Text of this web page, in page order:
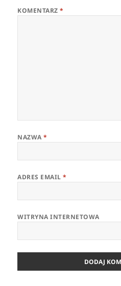
KOMENTARZ*
NAZWA*
ADRES EMAIL*
WITRYNA INTERNETOWA